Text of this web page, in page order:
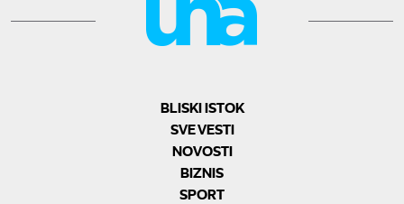
BLISKI ISTOK
SVE VESTI
NOVOSTI
BIZNIS
SPORT